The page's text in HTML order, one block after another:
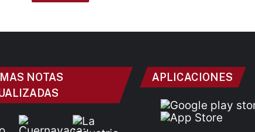
NOTAS
APLICACIONES